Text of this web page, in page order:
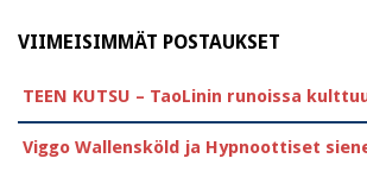
VIIMEISIMMÄT POSTAUKSET
TEEN KUTSU – TaoLinin runoissa
Viggo Wallensköld ja Hypnoottiset